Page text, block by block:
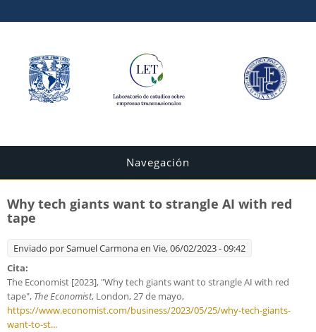
Navegación
Why tech giants want to strangle AI with red
tape
Enviado porSamuel Carmonaen Vie, 06/02/2023 - 09:42
Cita:
The Economist [2023], "Why tech giants want to strangle AI with red
tape", The Economist, London, 27 de mayo,
https://www.economist.com/business/2023/05/25/why-tech-giants-
want-to-st...